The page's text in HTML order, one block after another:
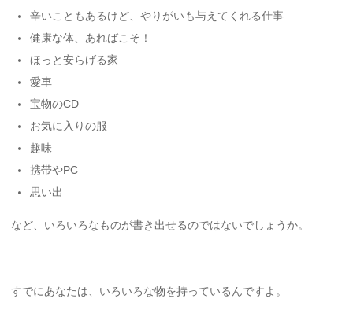
辛いこともあるけど、やりがいも与えてくれる仕事
健康な体、あればこそ！
ほっと安らげる家
愛車
宝物のCD
お気に入りの服
趣味
携帯やPC
思い出
など、いろいろなものが書き出せるのではないでしょうか。
すでにあなたは、いろいろな物を持っているんですよ。